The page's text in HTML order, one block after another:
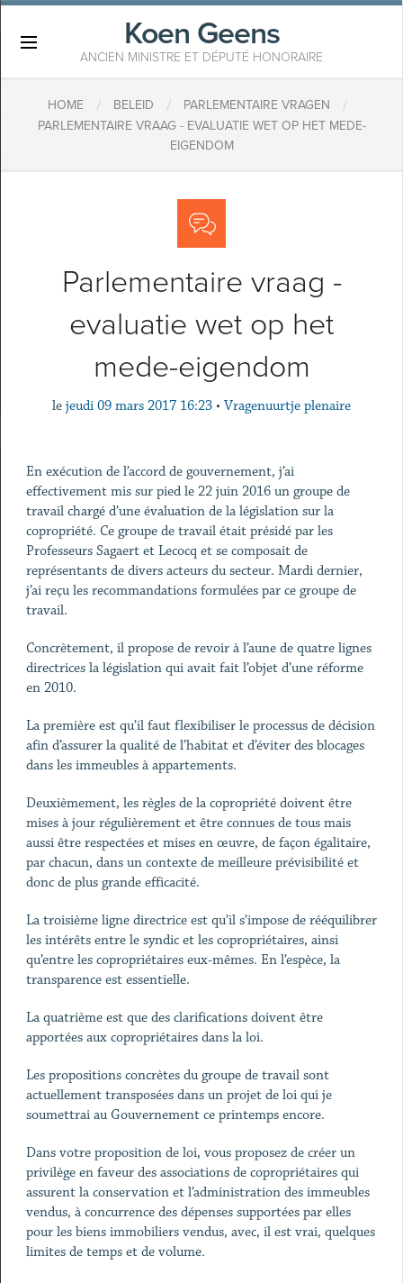
Koen Geens
ANCIEN MINISTRE ET DÉPUTÉ HONORAIRE
HOME / BELEID / PARLEMENTAIRE VRAGEN /
PARLEMENTAIRE VRAAG - EVALUATIE WET OP HET MEDE-
EIGENDOM
Parlementaire vraag -
evaluatie wet op het
mede-eigendom
le jeudi 09 mars 2017 16:23 • Vragenuurtje plenaire
En exécution de l’accord de gouvernement, j’ai
effectivement mis sur pied le 22 juin 2016 un groupe de
travail chargé d’une évaluation de la législation sur la
copropriété. Ce groupe de travail était présidé par les
Professeurs Sagaert et Lecocq et se composait de
représentants de divers acteurs du secteur. Mardi dernier,
j’ai reçu les recommandations formulées par ce groupe de
travail.
Concrètement, il propose de revoir à l’aune de quatre lignes
directrices la législation qui avait fait l’objet d’une réforme
en 2010.
La première est qu’il faut flexibiliser le processus de décision
afin d’assurer la qualité de l’habitat et d’éviter des blocages
dans les immeubles à appartements.
Deuxièmement, les règles de la copropriété doivent être
mises à jour régulièrement et être connues de tous mais
aussi être respectées et mises en œuvre, de façon égalitaire,
par chacun, dans un contexte de meilleure prévisibilité et
donc de plus grande efficacité.
La troisième ligne directrice est qu’il s’impose de rééquilibrer
les intérêts entre le syndic et les copropriétaires, ainsi
qu’entre les copropriétaires eux-mêmes. En l’espèce, la
transparence est essentielle.
La quatrième est que des clarifications doivent être
apportées aux copropriétaires dans la loi.
Les propositions concrètes du groupe de travail sont
actuellement transposées dans un projet de loi qui je
soumettrai au Gouvernement ce printemps encore.
Dans votre proposition de loi, vous proposez de créer un
privilège en faveur des associations de copropriétaires qui
assurent la conservation et l’administration des immeubles
vendus, à concurrence des dépenses supportées par elles
pour les biens immobiliers vendus, avec, il est vrai, quelques
limites de temps et de volume.